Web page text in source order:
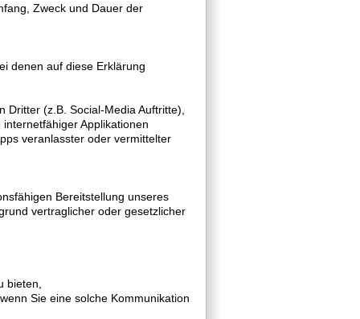
Zweck und Dauer der
denen auf diese Erklärung
(z.B. Social-Media Auftritte),
Applikationen
veranlasster oder vermittelter
Bereitstellung unseres
vertraglicher oder gesetzlicher
bieten,
Sie eine solche Kommunikation